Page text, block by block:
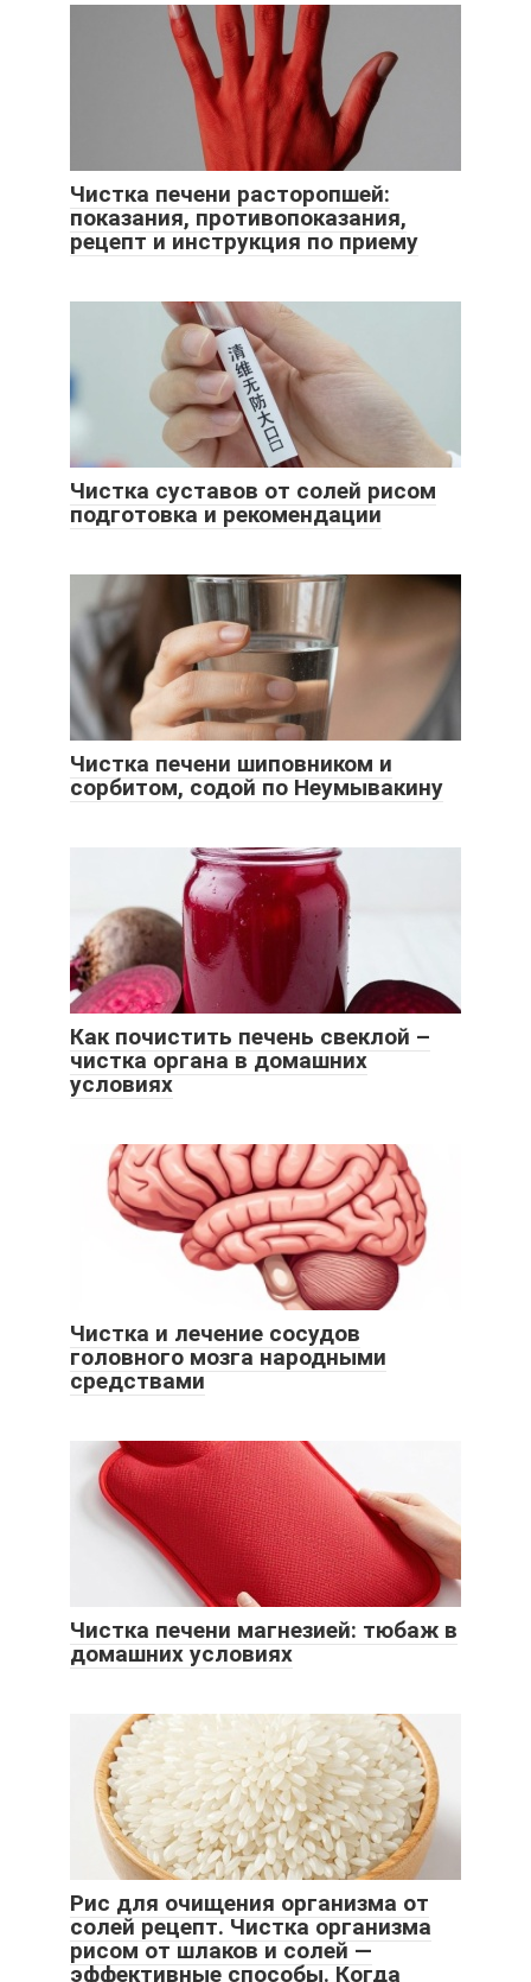
Чистка печени расторопшей:
показания, противопоказания,
рецепт и инструкция по приему
Чистка суставов от солей рисом
подготовка и рекомендации
Чистка печени шиповником и
сорбитом, содой по Неумывакину
Как почистить печень свеклой –
чистка органа в домашних
условиях
Чистка и лечение сосудов
головного мозга народными
средствами
Чистка печени магнезией: тюбаж в
домашних условиях
Рис для очищения организма от
солей рецепт. Чистка организма
рисом от шлаков и солей —
эффективные способы. Когда